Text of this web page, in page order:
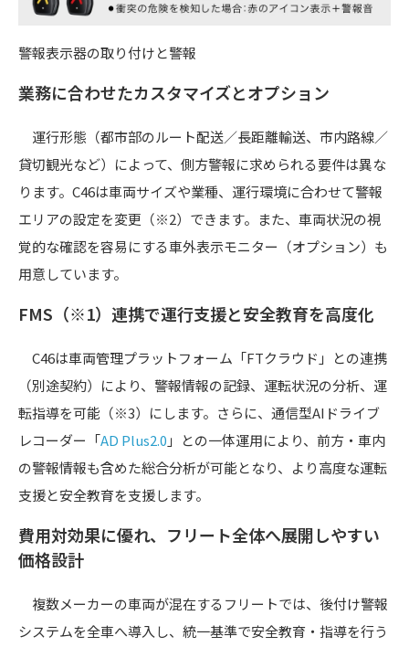
警報表示器の取り付けと警報
業務に合わせたカスタマイズとオプション
運行形態（都市部のルート配送／長距離輸送、市内路線／
貸切観光など）によって、側方警報に求められる要件は異な
ります。C46は車両サイズや業種、運行環境に合わせて警報
エリアの設定を変更（※2）できます。また、車両状況の視
覚的な確認を容易にする車外表示モニター（オプション）も
用意しています。
FMS（※1）連携で運行支援と安全教育を高度化
C46は車両管理プラットフォーム「FTクラウド」との連携
（別途契約）により、警報情報の記録、運転状況の分析、運
転指導を可能（※3）にします。さらに、通信型AIドライブ
レコーダー「AD Plus2.0 」との一体運用により、前方・車内
の警報情報も含めた総合分析が可能となり、より高度な運転
支援と安全教育を支援します。
費用対効果に優れ、フリート全体へ展開しやすい
価格設計
複数メーカーの車両が混在するフリートでは、後付け警報
システムを全車へ導入し、統一基準で安全教育・指導を行う